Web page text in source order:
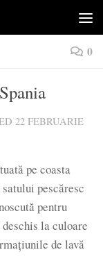
0
22 FEBRUARIE
pe coasta
pescăresc
pentru
la culoare
de lavă